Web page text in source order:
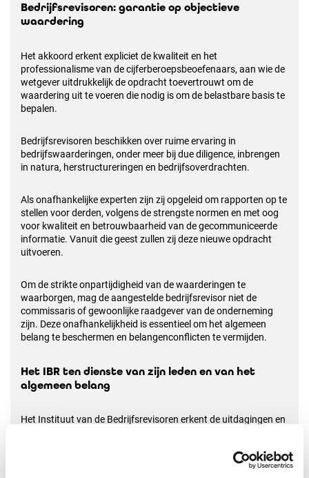
Bedrijfsrevisoren: garantie op objectieve
waardering
Het akkoord erkent expliciet de kwaliteit en het
professionalisme van de cijferberoepsbeoefenaars, aan wie de
wetgever uitdrukkelijk de opdracht toevertrouwt om de
waardering uit te voeren die nodig is om de belastbare basis te
bepalen.
Bedrijfsrevisoren beschikken over ruime ervaring in
bedrijfswaarderingen, onder meer bij due diligence, inbrengen
in natura, herstructureringen en bedrijfsoverdrachten.
Als onafhankelijke experten zijn zij opgeleid om rapporten op te
stellen voor derden, volgens de strengste normen en met oog
voor kwaliteit en betrouwbaarheid van de gecommuniceerde
informatie. Vanuit die geest zullen zij deze nieuwe opdracht
uitvoeren.
Om de strikte onpartijdigheid van de waarderingen te
waarborgen, mag de aangestelde bedrijfsrevisor niet de
commissaris of gewoonlijke raadgever van de onderneming
zijn. Deze onafhankelijkheid is essentieel om het algemeen
belang te beschermen en belangenconflicten te vermijden.
Het IBR ten dienste van zijn leden en van het
algemeen belang
Het Instituut van de Bedrijfsrevisoren erkent de uitdagingen en
nauwkeurigheid, uitmuntendheid en professionele kwaliteit
worden uitgevoerd als diegene die reeds de reputatie van onze